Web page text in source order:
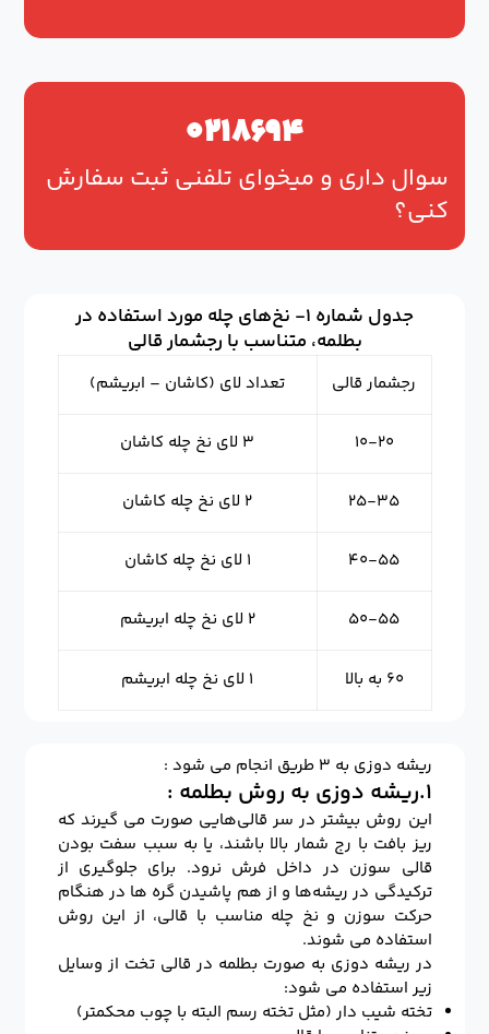
۰۲۱۸۶۹۴
سوال داری و میخوای تلفنی ثبت سفارش
کنی؟
جدول شماره ۱- نخ‌های چله مورد استفاده در
بطلمه، متناسب با رجشمار قالی
رجشمار قالی تعداد لای (کاشان – ابریشم)
۱۰-۲۰ ۳ لای نخ چله کاشان
۲۵-۳۵ ۲ لای نخ چله کاشان
۴۰-۵۵ ۱ لای نخ چله کاشان
۵۰-۵۵ ۲ لای نخ چله ابریشم
۶۰ به بالا ۱ لای نخ چله ابریشم
ریشه دوزی به ۳ طریق انجام می شود :
۱.ریشه دوزی به روش بطلمه :
این روش بیشتر در سر قالی‌هایی صورت می گیرند که
ریز بافت با رج شمار بالا باشند، یا به سبب سفت بودن
قالی سوزن در داخل فرش نرود. برای جلوگیری از
ترکیدگی در ریشه‌ها و از هم پاشیدن گره ها در هنگام
حرکت سوزن و نخ چله مناسب با قالی، از این روش
استفاده می شوند.
در ریشه دوزی به صورت بطلمه در قالی تخت از وسایل
زیر استفاده می شود:
تخته شیب دار (مثل تخته رسم البته با چوب محکمتر)